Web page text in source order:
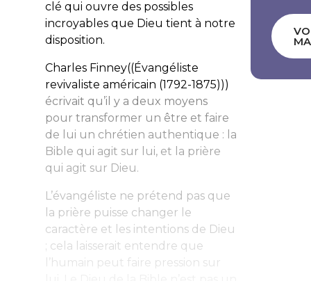
clé qui ouvre des possibles
incroyables que Dieu tient à notre
disposition.
Charles Finney((Évangéliste
revivaliste américain (1792-1875)))
écrivait qu’il y a deux moyens
pour transformer un être et faire
de lui un chrétien authentique : la
Bible qui agit sur lui, et la prière
qui agit sur Dieu.
L’évangéliste ne prétend pas que
la prière puisse changer le
caractère et les intentions de Dieu
; cela laisserait entendre que
l’humain peut faire pression sur